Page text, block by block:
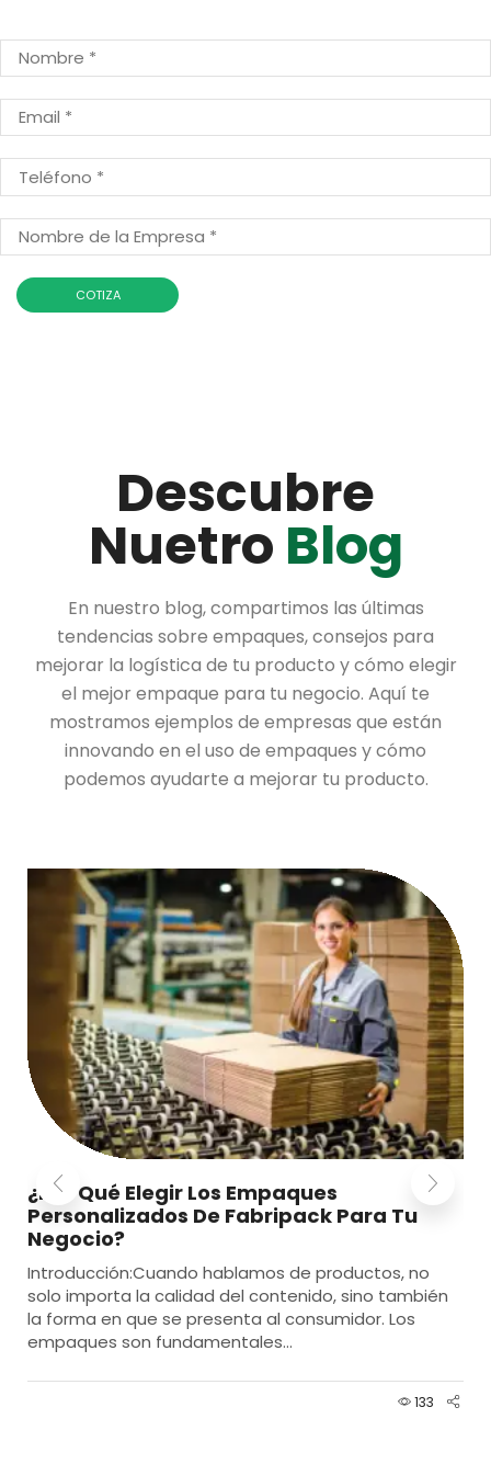
Descubre
Nuetro Blog
En nuestro blog, compartimos las últimas
tendencias sobre empaques, consejos para
mejorar la logística de tu producto y cómo elegir
el mejor empaque para tu negocio. Aquí te
mostramos ejemplos de empresas que están
innovando en el uso de empaques y cómo
podemos ayudarte a mejorar tu producto.
¿Por Qué Elegir Los Empaques
Personalizados De Fabripack Para Tu
Negocio?
Introducción:Cuando hablamos de productos, no
solo importa la calidad del contenido, sino también
la forma en que se presenta al consumidor. Los
empaques son fundamentales...
133